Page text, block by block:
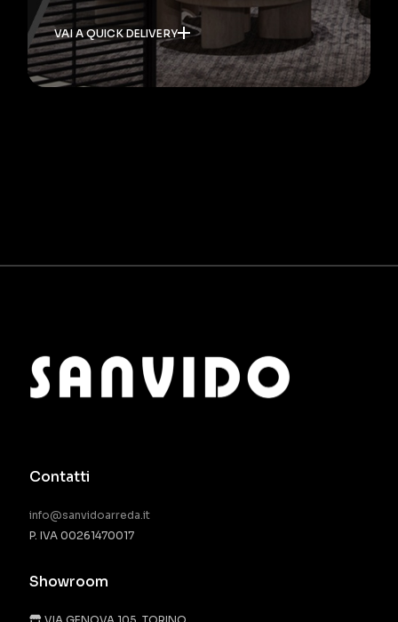
VAI A QUICK DELIVERY
Contatti
info@sanvidoarreda.it
P. IVA 00261470017
Showroom